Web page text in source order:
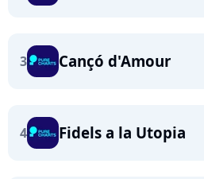
3 Cançó d'Amour
4 Fidels a la Utopia